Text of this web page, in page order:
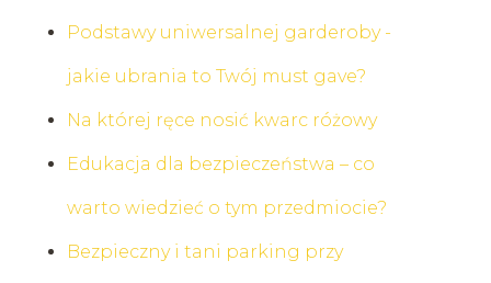
Podstawy uniwersalnej garderoby -
jakie ubrania to Twój must gave?
Na której ręce nosić kwarc różowy
Edukacja dla bezpieczeństwa – co
warto wiedzieć o tym przedmiocie?
Bezpieczny i tani parking przy